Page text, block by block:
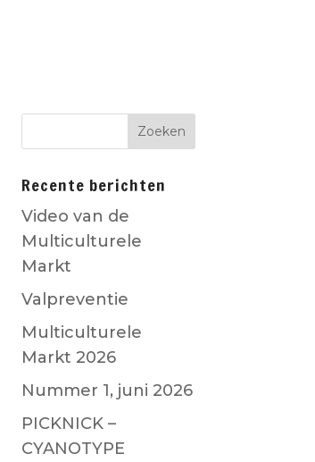
Recente berichten
Video van de
Multiculturele
Markt
Valpreventie
Multiculturele
Markt 2026
Nummer 1, juni 2026
PICKNICK –
CYANOTYPE